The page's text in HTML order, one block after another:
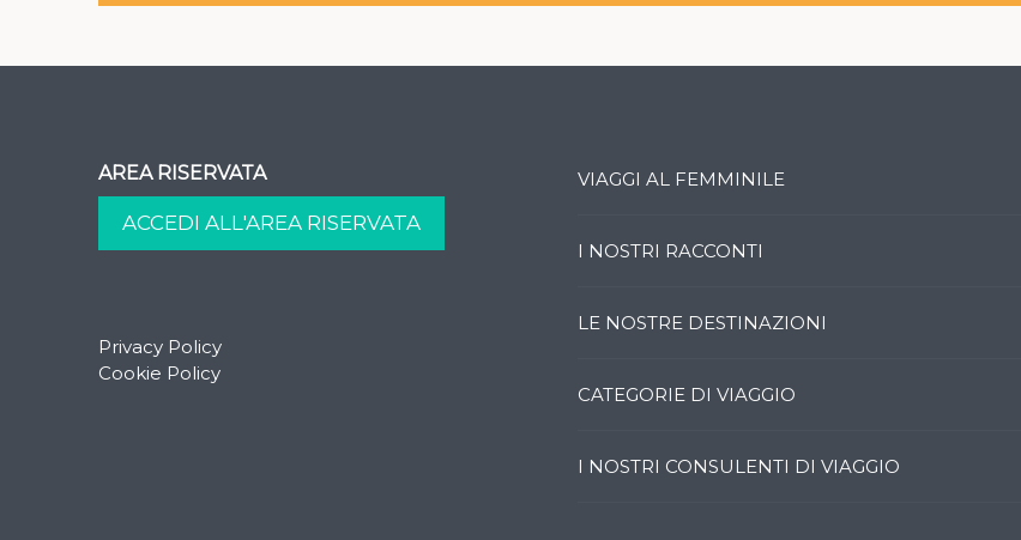
AREA RISERVATA
Privacy Policy
Cookie Policy
VIAGGI AL FEMMINILE
I NOSTRI RACCONTI
LE NOSTRE DESTINAZIONI
CATEGORIE DI VIAGGIO
I NOSTRI CONSULENTI DI VIAGGIO